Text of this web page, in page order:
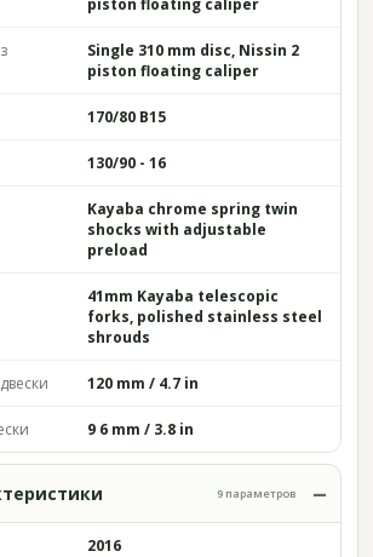
piston floating caliper
Single 310 mm disc, Nissin 2
piston floating caliper
170/80 B15
130/90 - 16
Kayaba chrome spring twin
shocks with adjustable
preload
41mm Kayaba telescopic
forks, polished stainless steel
shrouds
120 mm / 4.7 in
9 6 mm / 3.8 in
9 параметров
2016